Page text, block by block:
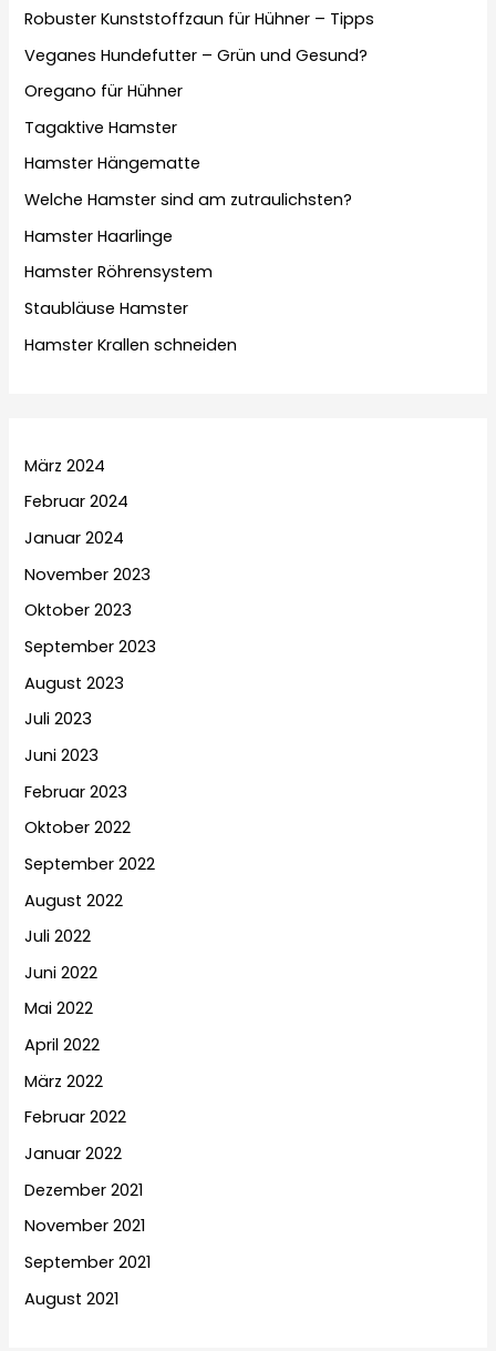
Robuster Kunststoffzaun für Hühner – Tipps
Veganes Hundefutter – Grün und Gesund?
Oregano für Hühner
Tagaktive Hamster
Hamster Hängematte
Welche Hamster sind am zutraulichsten?
Hamster Haarlinge
Hamster Röhrensystem
Staubläuse Hamster
Hamster Krallen schneiden
März 2024
Februar 2024
Januar 2024
November 2023
Oktober 2023
September 2023
August 2023
Juli 2023
Juni 2023
Februar 2023
Oktober 2022
September 2022
August 2022
Juli 2022
Juni 2022
Mai 2022
April 2022
März 2022
Februar 2022
Januar 2022
Dezember 2021
November 2021
September 2021
August 2021